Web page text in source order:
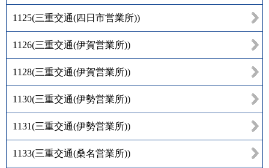
1125(三重交通(四日市営業所))
1126(三重交通(伊賀営業所))
1128(三重交通(伊賀営業所))
1130(三重交通(伊勢営業所))
1131(三重交通(伊勢営業所))
1133(三重交通(桑名営業所))